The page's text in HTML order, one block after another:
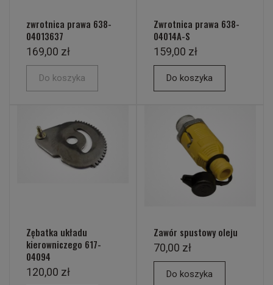
zwrotnica prawa 638-
04013637
169,00 zł
Do koszyka
Zwrotnica prawa 638-
04014A-S
159,00 zł
Do koszyka
Zębatka układu
kierowniczego 617-
04094
120,00 zł
Zawór spustowy oleju
70,00 zł
Do koszyka